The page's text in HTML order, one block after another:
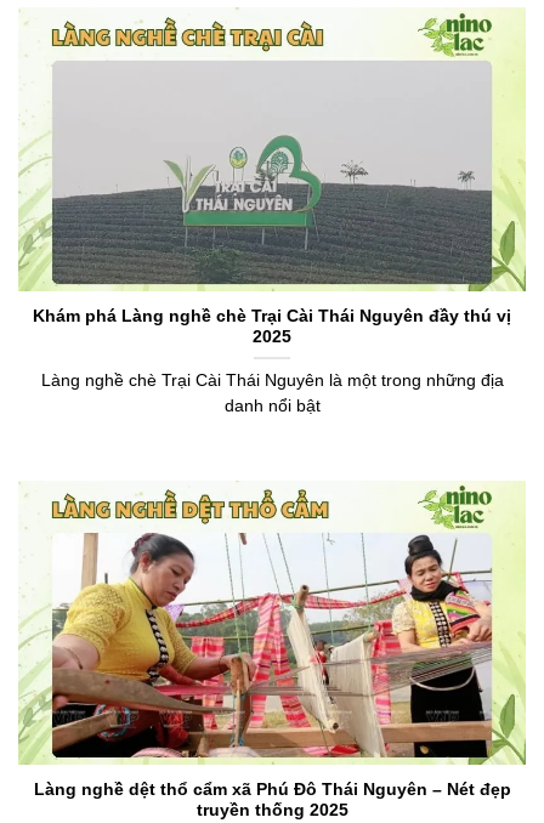
Khám phá Làng nghề chè Trại Cài Thái Nguyên đầy thú vị
2025
Làng nghề chè Trại Cài Thái Nguyên là một trong những địa
danh nổi bật
Làng nghề dệt thổ cẩm xã Phú Đô Thái Nguyên – Nét đẹp
truyền thống 2025